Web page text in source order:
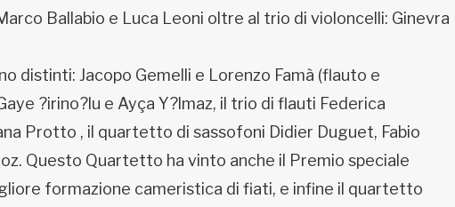
Ballabio e Luca Leoni oltre al trio di violoncelli: Ginevra
distinti: Jacopo Gemelli e Lorenzo Famà (flauto e
?irino?lu e Ayça Y?lmaz, il trio di flauti Federica
Protto , il quartetto di sassofoni Didier Duguet, Fabio
Questo Quartetto ha vinto anche il Premio speciale
formazione cameristica di fiati, e infine il quartetto